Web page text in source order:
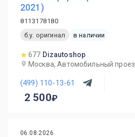
2021)
8113178180
б.у. оригинал
в наличии
677 Dizautoshop
Москва, Автомобильный
(499) 110-13-61
2 500
06.08.2026